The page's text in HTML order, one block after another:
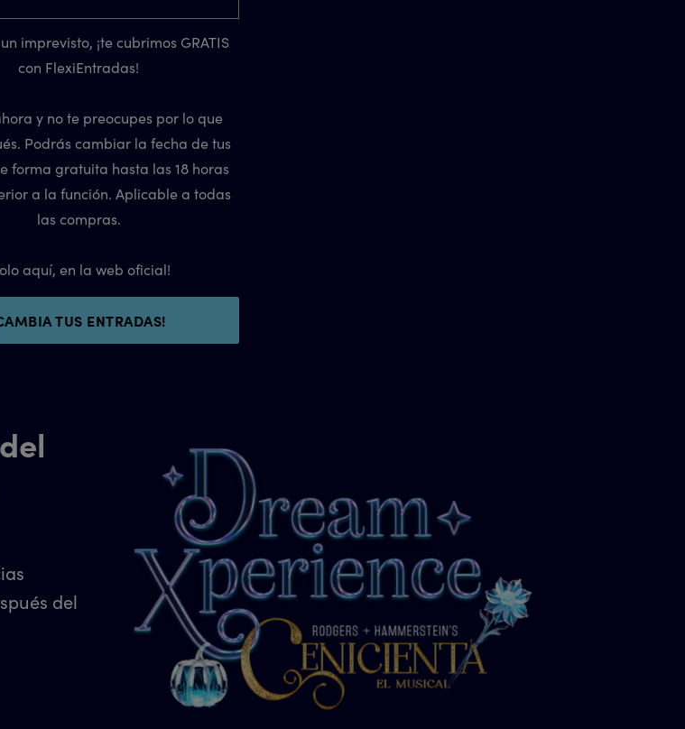
imprevisto, ¡te cubrimos GRATIS
con FlexiEntradas!
y no te preocupes por lo que
Podrás cambiar la fecha de tus
forma gratuita hasta las 18 horas
a la función. Aplicable a todas
las compras.
aquí, en la web oficial!
TUS ENTRADAS!
del